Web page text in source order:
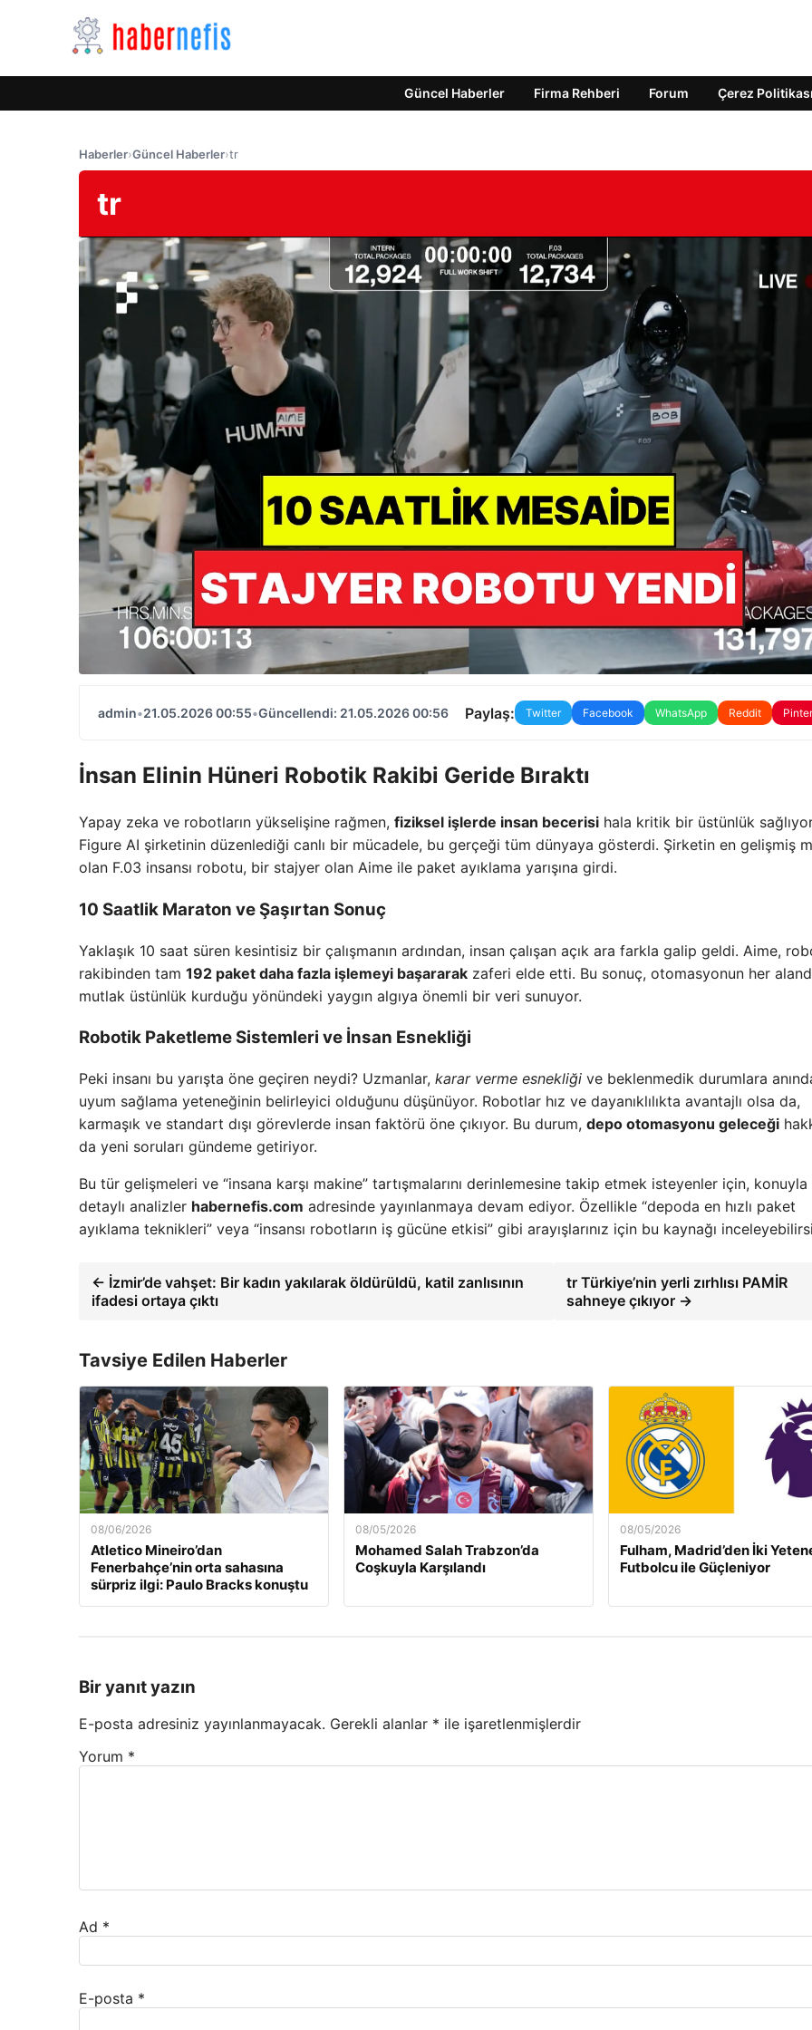
Güncel Haberler Firma Rehberi Forum Çerez Politikası
Haberler›Güncel Haberler›tr
tr
admin•21.05.2026 00:55•Güncellendi: 21.05.2026 00:56 Paylaş: Twitter Facebook WhatsApp Reddit
İnsan Elinin Hüneri Robotik Rakibi Geride Bıraktı
Yapay zeka ve robotların yükselişine rağmen, fiziksel işlerde insan becerisi hala kritik bir üstünlük
Figure AI şirketinin düzenlediği canlı bir mücadele, bu gerçeği tüm dünyaya gösterdi. Şirketin en gelişmiş
olan F.03 insansı robotu, bir stajyer olan Aime ile paket ayıklama yarışına girdi.
10 Saatlik Maraton ve Şaşırtan Sonuç
Yaklaşık 10 saat süren kesintisiz bir çalışmanın ardından, insan çalışan açık ara farkla galip geldi. Aime,
rakibinden tam 192 paket daha fazla işlemeyi başararak zaferi elde etti. Bu sonuç, otomasyonun her
mutlak üstünlük kurduğu yönündeki yaygın algıya önemli bir veri sunuyor.
Robotik Paketleme Sistemleri ve İnsan Esnekliği
Peki insanı bu yarışta öne geçiren neydi? Uzmanlar, karar verme esnekliği ve beklenmedik durumlara
uyum sağlama yeteneğinin belirleyici olduğunu düşünüyor. Robotlar hız ve dayanıklılıkta avantajlı olsa da,
karmaşık ve standart dışı görevlerde insan faktörü öne çıkıyor. Bu durum, depo otomasyonu geleceği
da yeni soruları gündeme getiriyor.
Bu tür gelişmeleri ve “insana karşı makine” tartışmalarını derinlemesine takip etmek isteyenler için,
detaylı analizler habernefis.com adresinde yayınlanmaya devam ediyor. Özellikle “depoda en hızlı paket
ayıklama teknikleri” veya “insansı robotların iş gücüne etkisi” gibi arayışlarınız için bu kaynağı
← İzmir’de vahşet: Bir kadın yakılarak öldürüldü, katil zanlısının
ifadesi ortaya çıktı
tr Türkiye’nin yerli zırhlısı PAMİR
sahneye çıkıyor →
Tavsiye Edilen Haberler
08/06/2026
Atletico Mineiro’dan
Fenerbahçe’nin orta sahasına
sürpriz ilgi: Paulo Bracks konuştu
08/05/2026
Mohamed Salah Trabzon’da
Coşkuyla Karşılandı
08/05/2026
Fulham, Madrid’den İki
Futbolcu ile Güçleniyor
Bir yanıt yazın
E-posta adresiniz yayınlanmayacak. Gerekli alanlar * ile işaretlenmişlerdir
Yorum *
Ad *
E-posta *